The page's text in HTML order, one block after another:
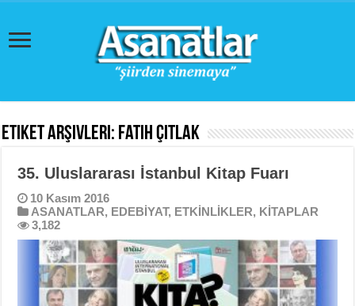
Etiket Arşivleri: Fatih Çıtlak
35. Uluslararası İstanbul Kitap Fuarı
10 Kasım 2016
ASANATLAR, EDEBİYAT, ETKİNLİKLER, KİTAPLAR
3,182